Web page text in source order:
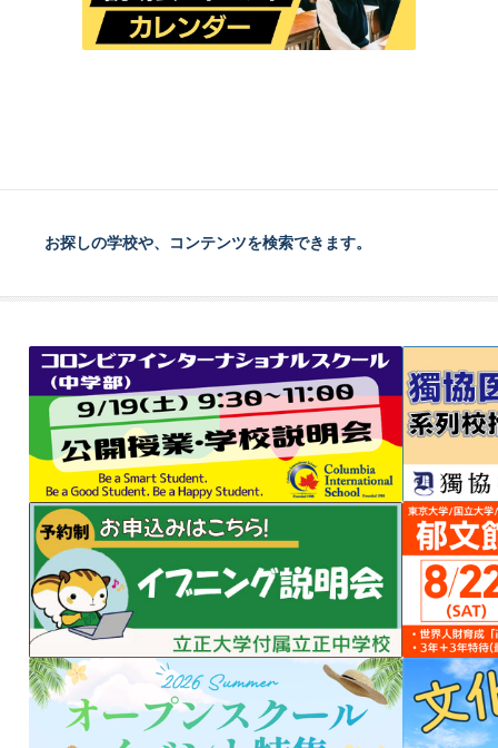
お探しの学校や、コンテンツを検索できます。